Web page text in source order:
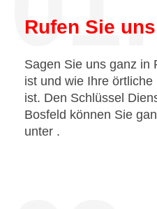
Rufen Sie
Sagen Sie uns ganz in
ist und wie Ihre
ist. Den Schlüssel
Bosfeld können Sie
unter .